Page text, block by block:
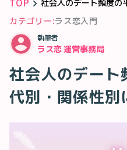
TOP
社会人のデート頻度の
カテゴリー:ラス恋入門
執筆者
ラス恋 運営事務局
社会人のデート
代別・関係性別